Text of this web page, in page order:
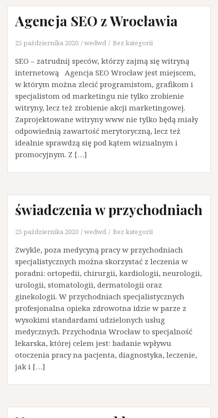
Agencja SEO z Wrocławia
25 października 2020 wedwd Bez kategorii
SEO – zatrudnij speców, którzy zajmą się witryną
internetową Agencja SEO Wrocław jest miejscem,
w którym można zlecić programistom, grafikom i
specjalistom od marketingu nie tylko zrobienie
witryny, lecz też zrobienie akcji marketingowej.
Zaprojektowane witryny www nie tylko będą miały
odpowiednią zawartość merytoryczną, lecz też
idealnie sprawdzą się pod kątem wizualnym i
promocyjnym. Z […]
świadczenia w przychodniach
25 października 2020 wedwd Bez kategorii
Zwykle, poza medycyną pracy w przychodniach
specjalistycznych można skorzystać z leczenia w
poradni: ortopedii, chirurgii, kardiologii, neurologii,
urologii, stomatologii, dermatologii oraz
ginekologii. W przychodniach specjalistycznych
profesjonalna opieka zdrowotna idzie w parze z
wysokimi standardami udzielonych usług
medycznych. Przychodnia Wrocław to specjalność
lekarska, której celem jest: badanie wpływu
otoczenia pracy na pacjenta, diagnostyka, leczenie,
jak i […]